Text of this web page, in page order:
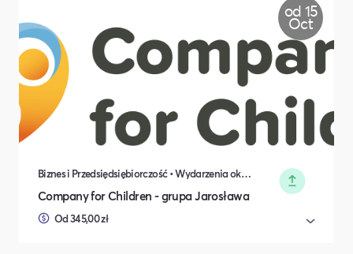
od 15
Oct
Biznes i Przedsiędsiębiorczość • Wydarzenia okolicznościowe
Company for Children - grupa Jarosława
Od 345,00 zł